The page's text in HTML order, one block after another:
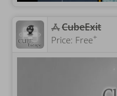
CubeExit
Price: Free+